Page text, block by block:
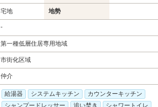
宅地 地勢
-
第一種低層住居専用地域
市街化区域
仲介
給湯器 システムキッチン
カウンターキッチン
シャンプードレッサー
追い焚き
シャワートイレ